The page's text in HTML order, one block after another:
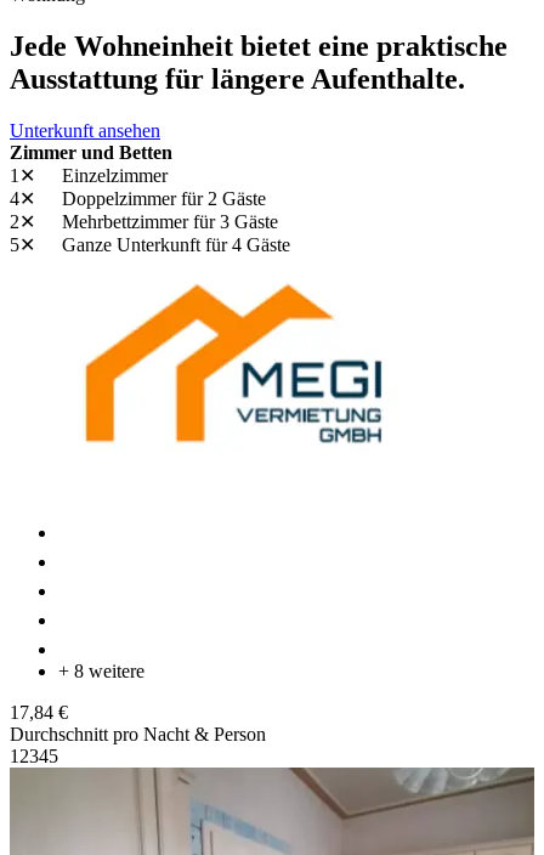
Jede Wohneinheit bietet eine praktische
Ausstattung für längere Aufenthalte.
Unterkunft ansehen
Zimmer und Betten
1✕
Einzelzimmer
4✕
Doppelzimmerfür 2 Gäste
2✕
Mehrbettzimmerfür 3 Gäste
5✕
Ganze Unterkunft für 4 Gäste
+ 8 weitere
17,84 €
Durchschnitt pro Nacht & Person
1 2345